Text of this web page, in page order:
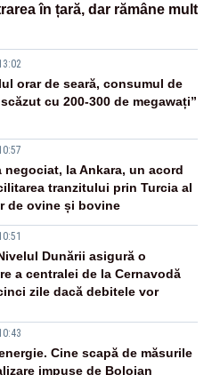
în țară, dar rămâne mult
orar de seară, consumul de
cu 200-300 de megawați”
negociat, la Ankara, un acord
tranzitului prin Turcia al
de ovine și bovine
Dunării asigură o
a centralei de la Cernavodă
zile dacă debitele vor
Cine scapă de măsurile
impuse de Bolojan